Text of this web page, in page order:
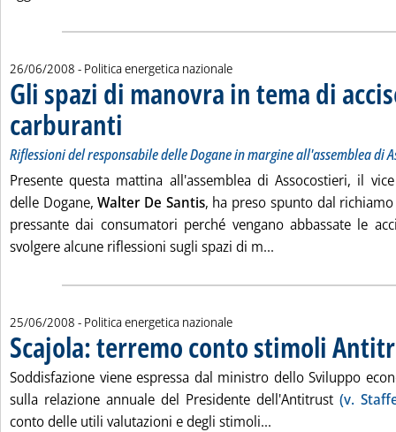
26/06/2008 - Politica energetica nazionale
Gli spazi di manovra in tema di
carburanti
Riflessioni del responsabile delle Dogane in margine all'assemblea di
Presente questa mattina all'assemblea di Assocostieri, il
delle Dogane,Walter De Santis, ha preso spunto dal
pressante dai consumatori perché vengano abbassate le
svolgere alcune riflessioni sugli spazi di m...
25/06/2008 - Politica energetica nazionale
Scajola: terremo conto stimoli
Soddisfazione viene espressa dal ministro dello Sviluppo
sulla relazione annuale del Presidente dell'Antitrust (v.
conto delle utili valutazioni e degli stimoli...